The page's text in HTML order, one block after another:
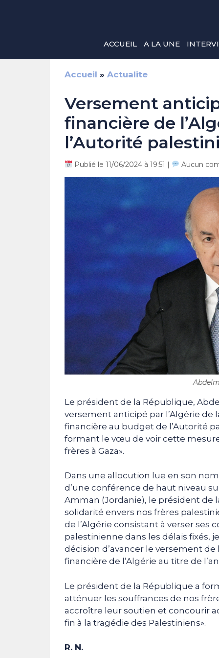
ACCUEIL A LA UNE
Accueil » Actualite
Versement
financière de
l’Autorité
Publié le 11/06/2024 à 19:51 | Aucun
Le président de la République,
versement anticipé par l’Algérie
financière au budget de l’Autorité
formant le vœu de voir cette
frères à Gaza».
Dans une allocution lue en son
d’une conférence de haut niveau
Amman (Jordanie), le président de
solidarité envers nos frères
de l’Algérie consistant à verser ses
palestinienne dans les délais fixés,
décision d’avancer le versement
financière de l’Algérie au titre de
Le président de la République a
atténuer les souffrances de nos
accroître leur soutien et concourir
fin à la tragédie des Palestiniens».
R. N.